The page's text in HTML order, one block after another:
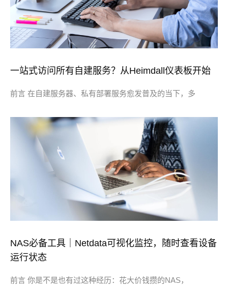
一站式访问所有自建服务？从Heimdall仪表板开始
前言 在自建服务器、私有部署服务愈发普及的当下，多
NAS必备工具｜Netdata可视化监控，随时查看设备
运行状态
前言 你是不是也有过这种经历：花大价钱攒的NAS，